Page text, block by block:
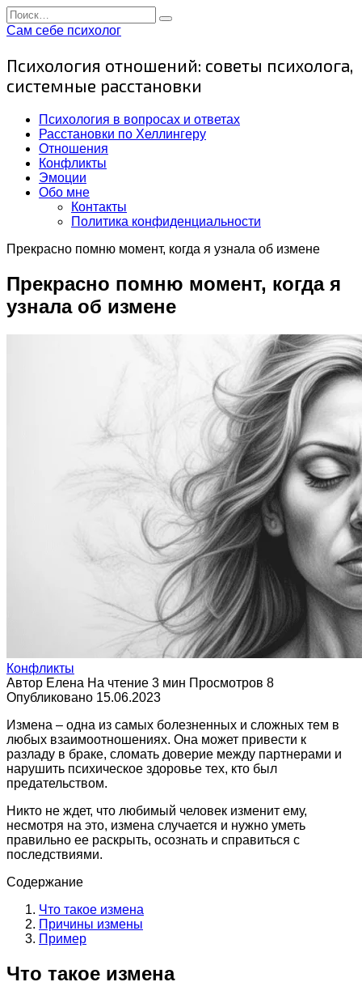
Перейти
к
Search
for:
Сам себе психолог
Психология отношений: советы психолога,
системные расстановки
Психология в вопросах и ответах
Расстановки по Хеллингеру
Отношения
Конфликты
Эмоции
Обо мне
Контакты
Политика конфиденциальности
Прекрасно помню момент, когда я узнала об измене
Прекрасно помню момент, когда я
узнала об измене
Конфликты
Автор Елена На чтение 3 мин Просмотров 8
Опубликовано 15.06.2023
Измена – одна из самых болезненных и сложных тем в
любых взаимоотношениях. Она может привести к
разладу в браке, сломать доверие между партнерами и
нарушить психическое здоровье тех, кто был
предательством.
Никто не ждет, что любимый человек изменит ему,
несмотря на это, измена случается и нужно уметь
правильно ее раскрыть, осознать и справиться с
последствиями.
Содержание
Что такое измена
Причины измены
Пример
Что такое измена